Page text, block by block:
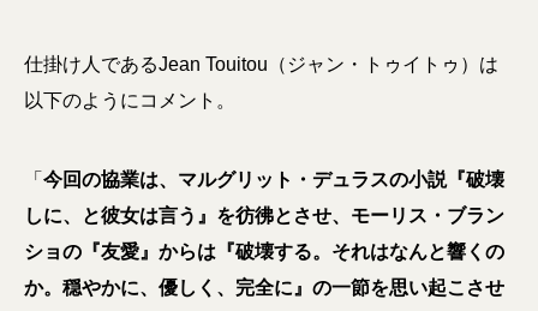
仕掛け人であるJean Touitou（ジャン・トゥイトゥ）は
以下のようにコメント。
「 今回の協業は、マルグリット・デュラスの小説『破壊
しに、と彼女は言う』を彷彿とさせ、モーリス・ブラン
ショの『友愛』からは『破壊する。それはなんと響くの
か。穏やかに、優しく、完全に』の一節を思い起こさせ